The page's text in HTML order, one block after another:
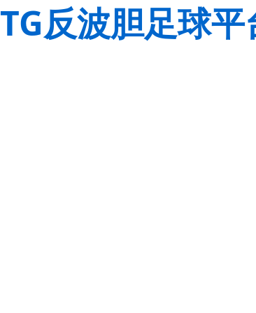
TG反波胆足球平